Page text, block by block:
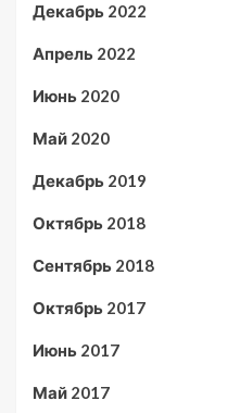
Декабрь 2022
Апрель 2022
Июнь 2020
Май 2020
Декабрь 2019
Октябрь 2018
Сентябрь 2018
Октябрь 2017
Июнь 2017
Май 2017